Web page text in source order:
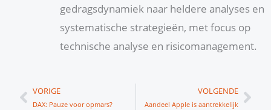
gedragsdynamiek naar heldere analyses en
systematische strategieën, met focus op
technische analyse en risicomanagement.
Vorige
VORIGE
DAX: Pauze voor opmars?
VOLGENDE
Aandeel Apple is aantrekkelijk